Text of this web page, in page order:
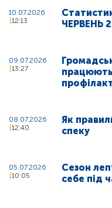
10.07.2026
12:13
ЧЕРВЕНЬ
09.07.2026
13:27
08.07.2026
12:40
Як
спеку
05.07.2026
10:05
Сезон
себе під